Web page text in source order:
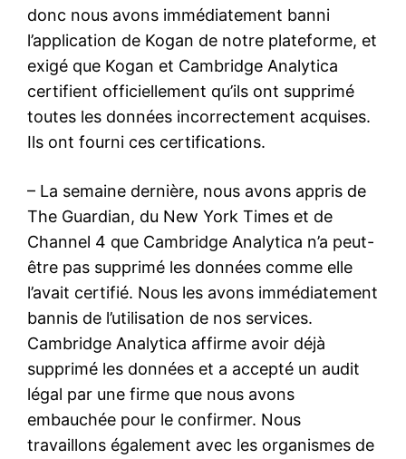
donc nous avons immédiatement banni
l’application de Kogan de notre plateforme, et
exigé que Kogan et Cambridge Analytica
certifient officiellement qu’ils ont supprimé
toutes les données incorrectement acquises.
Ils ont fourni ces certifications.
– La semaine dernière, nous avons appris de
The Guardian, du New York Times et de
Channel 4 que Cambridge Analytica n’a peut-
être pas supprimé les données comme elle
l’avait certifié. Nous les avons immédiatement
bannis de l’utilisation de nos services.
Cambridge Analytica affirme avoir déjà
supprimé les données et a accepté un audit
légal par une firme que nous avons
embauchée pour le confirmer. Nous
travaillons également avec les organismes de